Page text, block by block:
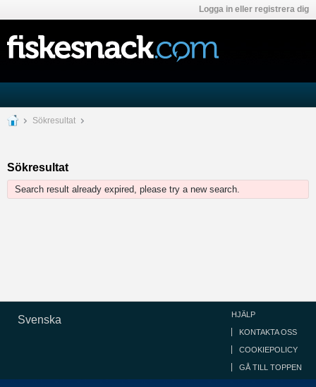
Logga in eller registrera dig
Sökresultat
Sökresultat
Search result already expired, please try a new search.
Svenska HJÄLP
KONTAKTA OSS
COOKIEPOLICY
GÅ TILL TOPPEN